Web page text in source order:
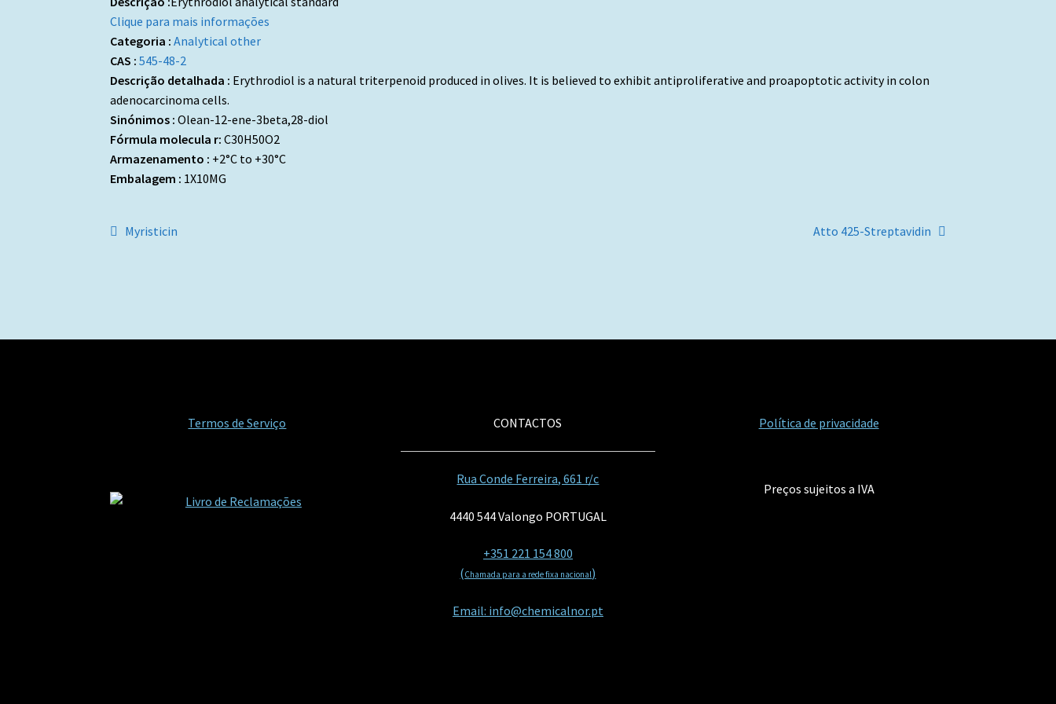
Clique para mais informações
Categoria :Analytical other
CAS :545-48-2
Descrição detalhada : Erythrodiol is a natural triterpenoid produced in olives. It is believed to exhibit antiproliferative and proapoptotic activity in colon
adenocarcinoma cells.
Sinónimos :Olean-12-ene-3beta,28-diol
Fórmula molecula r:C30H50O2
Armazenamento : +2°C to +30°C
Embalagem : 1X10MG
Navegação
Artigo
Myristicin
Artigo
Atto 425-Streptavidin
Termos de Serviço CONTACTOS
Rua Conde Ferreira, 661 r/c
4440 544 Valongo PORTUGAL
+351 221 154 800
(Chamada para a rede fixa nacional)
Email: info@chemicalnor.pt
Política de privacidade
Preços sujeitos a IVA